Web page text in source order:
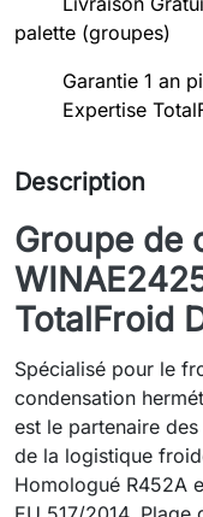
palette (groupes)
Garantie 1 an
Expertise
Description
Groupe de
TotalFroid
Spécialisé pour le
condensation
est le partenaire
de la logistique
Homologué R452A